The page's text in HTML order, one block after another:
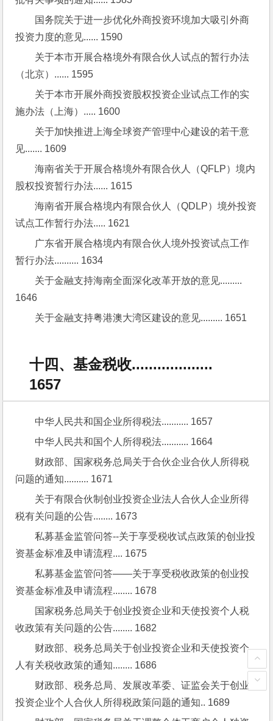
国务院关于进一步优化外商投资环境加大吸引外商
投资力度的意见...... 1590
关于本市开展合格境外有限合伙人试点的暂行办法
（北京）...... 1595
关于本市开展外商投资股权投资企业试点工作的实
施办法（上海）..... 1600
关于加快推进上海全球资产管理中心建设的若干意
见....... 1609
海南省关于开展合格境外有限合伙人（QFLP）境内
股权投资暂行办法...... 1615
海南省开展合格境内有限合伙人（QDLP）境外投资
试点工作暂行办法..... 1621
广东省开展合格境内有限合伙人境外投资试点工作
暂行办法.......... 1634
关于金融支持海南全面深化改革开放的意见.........
1646
关于金融支持粤港澳大湾区建设的意见......... 1651
十四、基金税收...................
1657
中华人民共和国企业所得税法........... 1657
中华人民共和国个人所得税法........... 1664
财政部、国家税务总局关于合伙企业合伙人所得税
问题的通知.......... 1671
关于有限合伙制创业投资企业法人合伙人企业所得
税有关问题的公告........ 1673
私募基金监管问答--关于享受税收试点政策的创业投
资基金标准及申请流程.... 1675
私募基金监管问答——关于享受税收政策的创业投
资基金标准及申请流程........ 1678
国家税务总局关于创业投资企业和天使投资个人税
收政策有关问题的公告........ 1682
财政部、税务总局关于创业投资企业和天使投资个
人有关税收政策的通知........ 1686
财政部、税务总局、发展改革委、证监会关于创业
投资企业个人合伙人所得税政策问题的通知.. 1689